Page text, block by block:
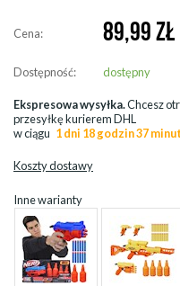
Cena: 89,99 ZŁ
Dostępność: dostępny
Ekspresowa wysyłka.Chcesz
przesyłkę kurierem DHL
w ciągu 1 dni 18 godzin 37
Koszty dostawy
Inne warianty